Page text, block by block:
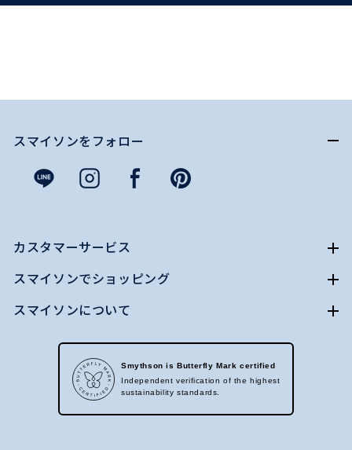
スマイソンをフォロー
カスタマーサービス
スマイソンでショッピング
スマイソンについて
Smythson is Butterfly Mark certified
Independent verification of the highest
sustainability standards.